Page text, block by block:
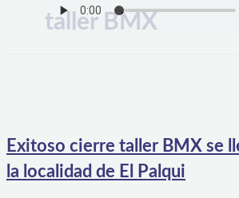
taller BMX
Exitoso cierre taller BMX se
la localidad de El Palqui